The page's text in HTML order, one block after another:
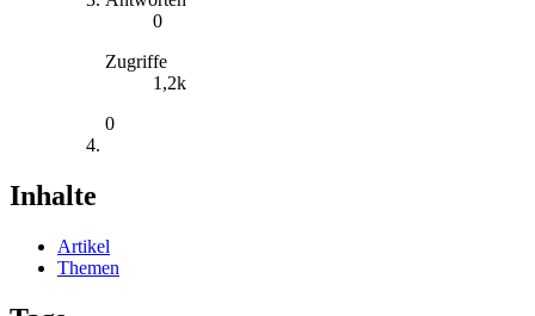
0
Zugriffe
1,2k
0
Inhalte
Artikel
Themen